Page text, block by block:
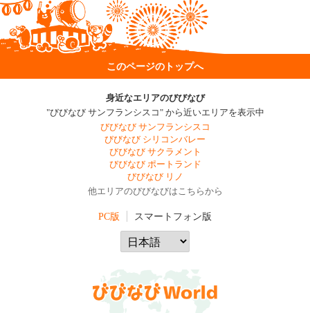
このページのトップへ
身近なエリアのびびなび
"びびなび サンフランシスコ" から近いエリアを表示中
びびなび サンフランシスコ
びびなび シリコンバレー
びびなび サクラメント
びびなび ポートランド
びびなび リノ
他エリアのびびなびはこちらから
PC版 スマートフォン版